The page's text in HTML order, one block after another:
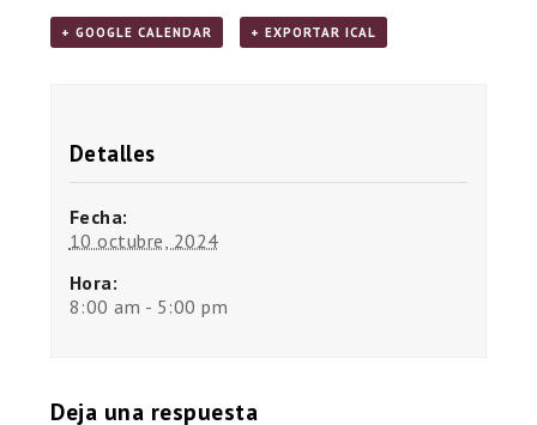
+ GOOGLE CALENDAR + EXPORTAR ICAL
Detalles
Fecha:
10 octubre, 2024
Hora:
8:00 am - 5:00 pm
Deja una respuesta